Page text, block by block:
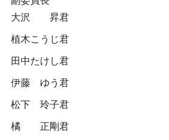
大沢 昇君
植木こうじ君
田中たけし君
伊藤 ゆう君
松下 玲子君
橘 正剛君